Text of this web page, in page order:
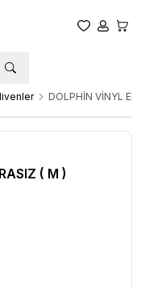
Favorilerim
Hesabım
DOLPHİN VİNYL
( M )